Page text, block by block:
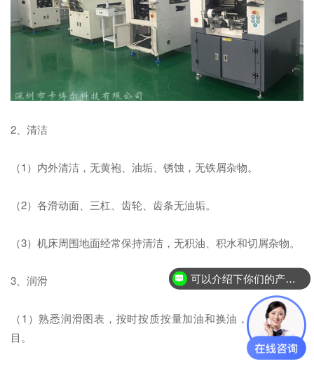
2、清洁
（1）内外清洁，无黄袍、油垢、锈蚀，无铁屑杂物。
（2）各滑动面、三杠、齿轮、齿条无油垢。
（3）机床周围地面经常保持清洁，无积油、积水和切屑杂物。
3、润滑
（1）熟悉润滑图表，按时按质按量加油和换油，保持油标醒
目。
可以介绍下你们的产品么？